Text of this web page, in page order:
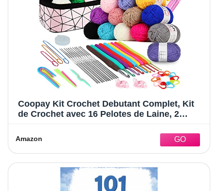
Coopay Kit Crochet Debutant Complet, Kit
de Crochet avec 16 Pelotes de Laine, 2
Ranger Accessoires de Crochet Tricot,
Cadeau pour Fille, Famille, Amis – Rose
Amazon